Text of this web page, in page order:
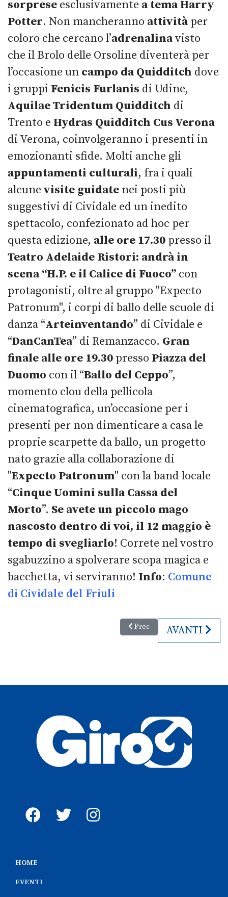
sorprese esclusivamente a tema Harry
Potter. Non mancheranno attivitàper
coloro che cercano l’adrenalinavisto
che il Brolo delle Orsoline diventerà per
l’occasione un campo da Quidditch dove
i gruppi Fenicis Furlanis di Udine,
Aquilae Tridentum Quidditch di
Trento e Hydras Quidditch Cus Verona
di Verona, coinvolgeranno i presenti in
emozionanti sfide. Molti anche gli
appuntamenti culturali, fra i quali
alcune visite guidate nei posti più
suggestivi di Cividale ed un inedito
spettacolo, confezionato ad hoc per
questa edizione, alle ore 17.30 presso il
Teatro Adelaide Ristori: andrà in
scena “H.P. e il Calice di Fuoco” con
protagonisti, oltre al gruppo "Expecto
Patronum", i corpi di ballo delle scuole di
danza “Arteinventando” di Cividale e
“DanCanTea” di Remanzacco. Gran
finale alle ore 19.30 presso Piazza del
Duomo con il “Ballo del Ceppo”,
momento clou della pellicola
cinematografica, un’occasione per i
presenti per non dimenticare a casa le
proprie scarpette da ballo, un progetto
nato grazie alla collaborazione di
"Expecto Patronum" con la band locale
“Cinque Uomini sulla Cassa del
Morto”. Se avete un piccolo mago
nascosto dentro di voi, il 12 maggio è
tempo di svegliarlo! Correte nel vostro
sgabuzzino a spolverare scopa magica e
bacchetta, vi serviranno! Info: Comune
di Cividale del Friuli
Articolo precedente: Salmo in
Prec ARTICOLO
AVANTI
HOME
EVENTI